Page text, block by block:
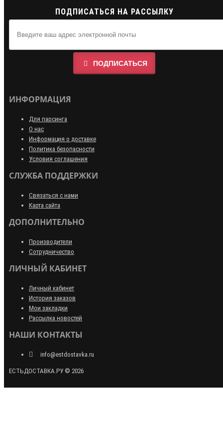
ПОДПИСАТЬСЯ НА РАССЫЛКУ
ПОДПИСАТЬСЯ
ИНФОРМАЦИЯ
Для парсинга
О нас
Информация о доставке
Политика безопасности
Условия соглашения
СЛУЖБА ПОДДЕРЖКИ
Связаться с нами
Карта сайта
ДОПОЛНИТЕЛЬНО
Производители
Сотрудничество
ЛИЧНЫЙ КАБИНЕТ
Личный кабинет
История заказов
Мои закладки
Рассылка новостей
НАШИ КОНТАКТЫ
info@estdostavka.ru
ЕСТЬДОСТАВКА.РУ © 2026